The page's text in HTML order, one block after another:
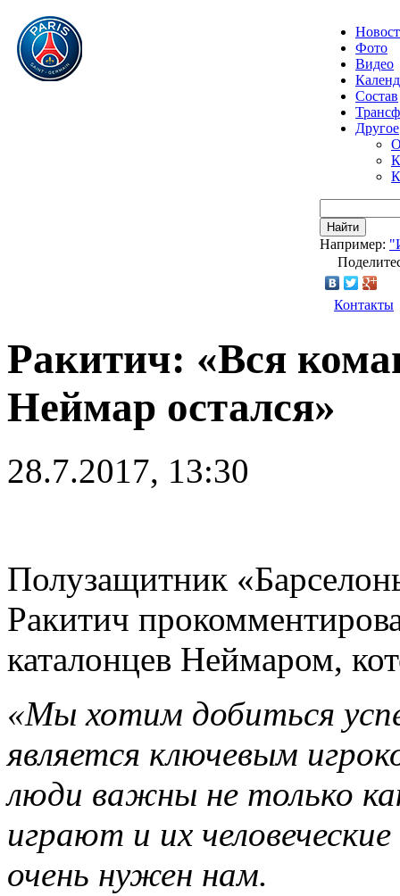
Фото
Видео
Состав
Другое
Найти
Например:
Контакты
Ракитич: «Вся
Неймар остался»
28.7.2017, 13:30
Полузащитник
Ракитич
каталонцев Неймаром,
«Мы хотим добиться
является ключевым
люди важны не только
играют и их
очень нужен нам.